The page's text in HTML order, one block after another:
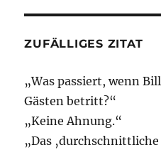
ZUFÄLLIGES ZITAT
„Was passiert, wenn
Gästen betritt?“
„Keine Ahnung.“
„Das